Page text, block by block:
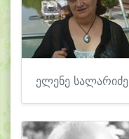
ელენე სალარიძე